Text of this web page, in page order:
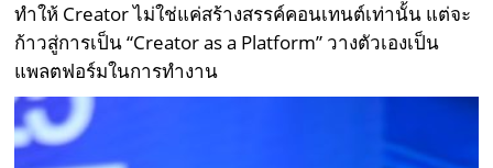
ทำให้ Creator ไม่ใช่แค่สร้างสรรค์คอนเทนต์เท่านั้น แต่จะ
ก้าวสู่การเป็น “Creator as a Platform” วางตัวเองเป็น
แพลตฟอร์มในการทำงาน